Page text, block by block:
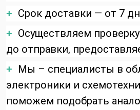
+ Срок доставки — от 7
+ Осуществляем
до отправки,
+
Мы – специалисты в
электроники и
поможем подобрать